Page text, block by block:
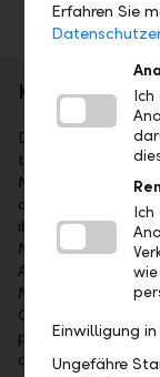
Kurzporträt
Die
traditionsreichste
Mehrheitsaktionär
an der SIX kotiert
ihren Kunden
Management an:
Asset
Mitarbeitenden ist
Österreich, in
präsent. Per 31.
der LLB-Gruppe
Erfahren Sie
Ich
Ich
Einwilligung
Ungefähre